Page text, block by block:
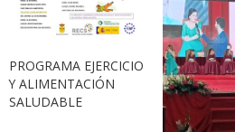
PROGRAMA EJERCICIO
Y ALIMENTACIÓN
SALUDABLE